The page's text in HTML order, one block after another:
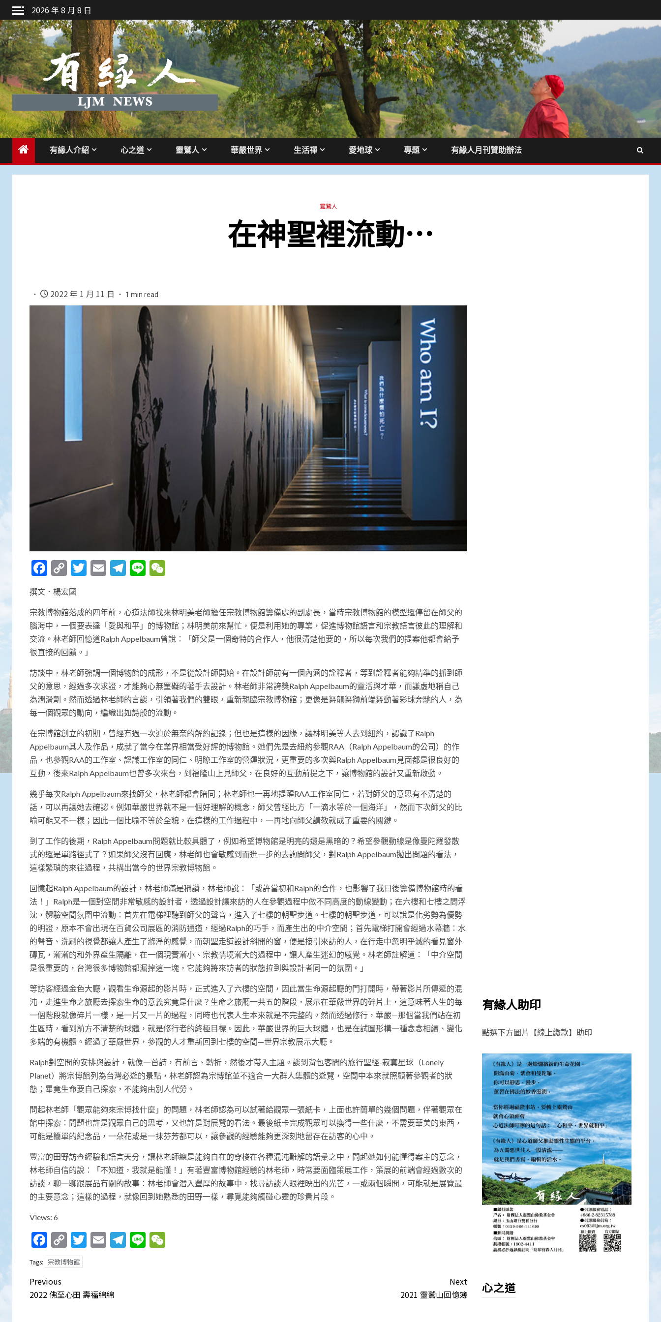
Skip
to
content
2026 年 8 月 8 日
有緣人介紹 心之道 靈鷲人 華嚴世界 生活禪 愛地球 專題 有緣人月刊贊助辦法
靈鷲人
在神聖裡流動…
2022 年 1 月 11 日 1 min read
Facebook
Copy
Link
Twitter
EmailTelegram
Line
撰文．楊宏國
宗教博物館落成的四年前，心道法師找來林明美老師擔任宗教博物館籌備處的副處長，當時宗教博物館的模型還停留在師父的
腦海中，一個要表達「愛與和平」的博物館；林明美前來幫忙，便是利用她的專業，促進博物館語言和宗教語言彼此的理解和
交流。林老師回憶道Ralph Appelbaum曾說：「師父是一個奇特的合作人，他很清楚他要的，所以每次我們的提案他都會給予
很直接的回饋。」
訪談中，林老師強調一個博物館的成形，不是從設計師開始。在設計師前有一個內涵的詮釋者，等到詮釋者能夠精準的抓到師
父的意思，經過多次求證，才能夠心無罣礙的著手去設計。林老師非常誇獎Ralph Appelbaum的靈活與才華，而謙虛地稱自己
為潤滑劑。然而透過林老師的言談，引領著我們的雙眼，重新親臨宗教博物館；更像是舞龍舞獅前端舞動著彩球奔馳的人，為
每一個觀眾的動向，編織出如詩般的流動。
在宗博館創立的初期，曾經有過一次迫於無奈的解約記錄；但也是這樣的因緣，讓林明美等人去到紐約，認識了Ralph
Appelbaum其人及作品，成就了當今在業界相當受好評的博物館。她們先是去紐約參觀RAA（Ralph Appelbaum的公司）的作
品，也參觀RAA的工作室、認識工作室的同仁、明瞭工作室的營運狀況，更重要的多次與Ralph Appelbaum見面都是很良好的
互動，後來Ralph Appelbaum也曾多次來台，到福隆山上見師父，在良好的互動前提之下，讓博物館的設計又重新啟動。
幾乎每次Ralph Appelbaum來找師父，林老師都會陪同；林老師也一再地提醒RAA工作室同仁，若對師父的意思有不清楚的
話，可以再讓她去確認。例如華嚴世界就不是一個好理解的概念，師父曾經比方「一滴水等於一個海洋」，然而下次師父的比
喻可能又不一樣；因此一個比喻不等於全貌，在這樣的工作過程中，一再地向師父請教就成了重要的關鍵。
到了工作的後期，Ralph Appelbaum問題就比較具體了，例如希望博物館是明亮的還是黑暗的？希望參觀動線是像曼陀羅發散
式的還是單路徑式了？如果師父沒有回應，林老師也會敏感到而進一步的去詢問師父，對Ralph Appelbaum拋出問題的看法，
這樣繁瑣的來往過程，共構出當今的世界宗教博物館。
回憶起Ralph Appelbaum的設計，林老師滿是稱讚，林老師說：「或許當初和Ralph的合作，也影響了我日後籌備博物館時的看
法！」Ralph是一個對空間非常敏感的設計者，透過設計讓來訪的人在參觀過程中做不同高度的動線變動；在六樓和七樓之間浮
沈，體驗空間氛圍中流動：首先在電梯裡聽到師父的聲音，進入了七樓的朝聖步道。七樓的朝聖步道，可以說是化劣勢為優勢
的明證，原本不會出現在百貨公司展區的消防通道，經過Ralph的巧手，而產生出的中介空間；首先電梯打開會經過水幕牆：水
的聲音、洗刷的視覺都讓人產生了滌淨的感覺，而朝聖走道設計斜開的窗，便是接引來訪的人，在行走中忽明乎滅的看見窗外
磚瓦，漸漸的和外界產生隔離，在一個現實漸小、宗教情境漸大的過程中，讓人產生迷幻的感覺。林老師註解道：「中介空間
是很重要的，台灣很多博物館都漏掉這一塊，它能夠將來訪者的狀態拉到與設計者同一的氛圍。」
等訪客經過金色大廳，觀看生命源起的影片時，正式進入了六樓的空間，因此當生命源起廳的門打開時，帶著影片所傳遞的混
沌，走進生命之旅廳去探索生命的意義究竟是什麼？生命之旅廳一共五的階段，展示在華嚴世界的碎片上，這意味著人生的每
一個階段就像碎片一樣，是一片又一片的過程，同時也代表人生本來就是不完整的。然而透過修行，華嚴—那個當我們站在初
生區時，看到前方不清楚的球體，就是修行者的終極目標。因此，華嚴世界的巨大球體，也是在試圖形構一種念念相續、變化
多端的有機體。經過了華嚴世界，參觀的人才重新回到七樓的空間—世界宗教展示大廳。
Ralph對空間的安排與設計，就像一首詩，有前言、轉折，然後才帶入主題。談到背包客間的旅行聖經-寂寞星球（Lonely
Planet）將宗博館列為台灣必遊的景點，林老師認為宗博館並不適合一大群人集體的遊覽，空間中本來就照顧著參觀者的狀
態；畢竟生命要自己探索，不能夠由別人代勞。
問起林老師「觀眾能夠來宗博找什麼」的問題，林老師認為可以試著給觀眾一張紙卡，上面也許簡單的幾個問題，伴著觀眾在
館中探索：問題也許是觀眾自己的思考，又也許是對展覽的看法。最後紙卡完成觀眾可以換得一些什麼，不需要華美的東西，
可能是簡單的紀念品，一朵花或是一抹芬芳都可以，讓參觀的經驗能夠更深刻地留存在訪客的心中。
豐富的田野訪查經驗和語言天分，讓林老師總是能夠自在的穿梭在各種混沌難解的語彙之中，問起她如何能懂得案主的意念，
林老師自信的說：「不知道，我就是能懂！」有著豐富博物館經驗的林老師，時常要面臨策展工作，策展的前端會經過數次的
訪談，聊一聊跟展品有關的故事：林老師會潛入豐厚的故事中，找尋訪談人眼裡映出的光芒，一或兩個瞬間，可能就是展覽最
的主要意念；這樣的過程，就像回到她熟悉的田野一樣，尋覓能夠觸碰心靈的珍貴片段。
Views: 6
Facebook
Copy
Link
Twitter
EmailTelegram
Line
Tags: 宗教博物館
Post
navigation
Previous
2022 佛至心田 壽福綿綿
Next
2021 靈鷲山回憶簿
有緣人助印
點選下方圖片【線上繳款】助印
心之道